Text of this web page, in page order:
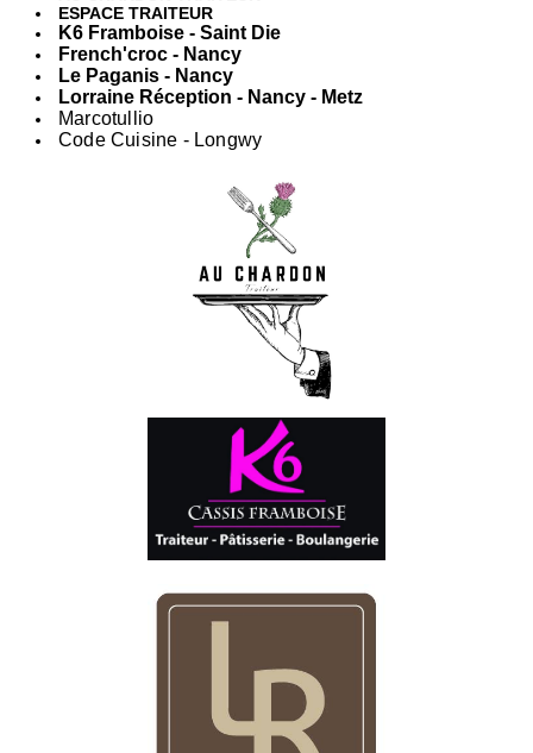
ESPACE TRAITEUR
K6 Framboise - Saint Die
French'croc - Nancy
Le Paganis - Nancy
Lorraine Réception - Nancy - Metz
Marcotullio
Code Cuisine - Longwy